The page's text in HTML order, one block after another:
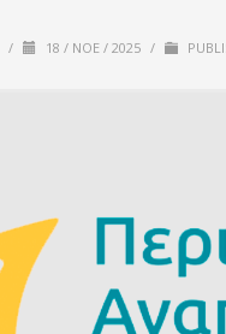
/ 18 / ΝΟΈ / 2025 /